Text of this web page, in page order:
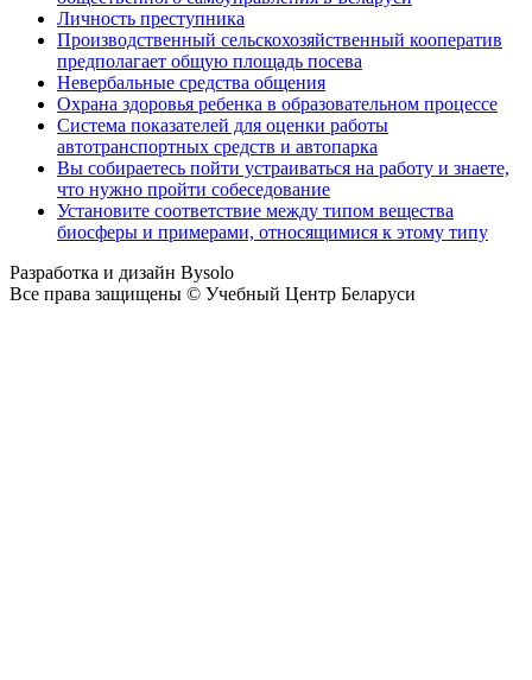
Личность преступника
Производственный сельскохозяйственный кооператив
предполагает общую площадь посева
Невербальные средства общения
Охрана здоровья ребенка в образовательном процессе
Система показателей для оценки работы
автотранспортных средств и автопарка
Вы собираетесь пойти устраиваться на работу и знаете,
что нужно пройти собеседование
Установите соответствие между типом вещества
биосферы и примерами, относящимися к этому типу
Разработка и дизайн Bysolo
Все права защищены © Учебный Центр Беларуси